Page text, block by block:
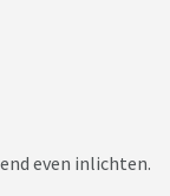
even inlichten.